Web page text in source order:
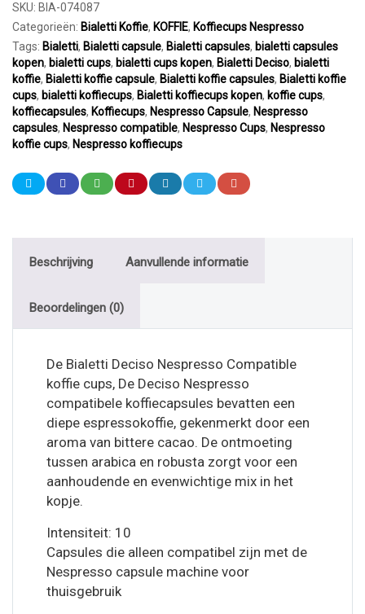
SKU: BIA-074087
Categorieën: Bialetti Koffie, KOFFIE, Koffiecups Nespresso
Tags: Bialetti, Bialetti capsule, Bialetti capsules, bialetti capsules
kopen, bialetti cups, bialetti cups kopen, Bialetti Deciso, bialetti
koffie, Bialetti koffie capsule, Bialetti koffie capsules, Bialetti koffie
cups, bialetti koffiecups, Bialetti koffiecups kopen, koffie cups,
koffiecapsules, Koffiecups, Nespresso Capsule, Nespresso
capsules, Nespresso compatible, Nespresso Cups, Nespresso
koffie cups, Nespresso koffiecups
Beschrijving Aanvullende informatie
Beoordelingen (0)
De Bialetti Deciso Nespresso Compatible
koffie cups, De Deciso Nespresso
compatibele koffiecapsules bevatten een
diepe espressokoffie, gekenmerkt door een
aroma van bittere cacao. De ontmoeting
tussen arabica en robusta zorgt voor een
aanhoudende en evenwichtige mix in het
kopje.
Intensiteit: 10
Capsules die alleen compatibel zijn met de
Nespresso capsule machine voor
thuisgebruik